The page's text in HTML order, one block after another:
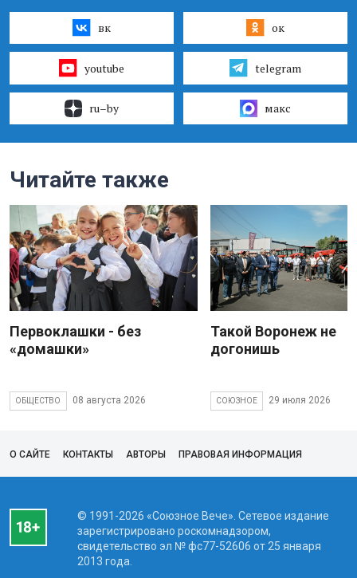
вк ок
youtube telegram
ru–by макс
Читайте также
Первоклашки - без
«домашки»
ОБЩЕСТВО 08 августа 2026
Такой Воронеж не
догонишь
СОЮЗНОЕ 29 июля 2026
О САЙТЕ КОНТАКТЫ АВТОРЫ ПРАВОВАЯ ИНФОРМАЦИЯ
© 1991-2026 «Союзное Вече». Сетевое издание
зарегистрировано роскомнадзором,
свидетельство эл № фc77-52606 от 25 января
2013 года.